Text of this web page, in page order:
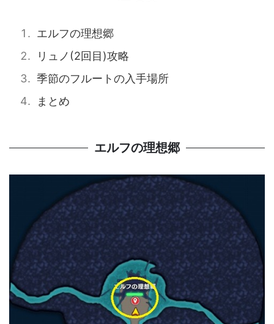
エルフの理想郷
リュノ(2回目)攻略
季節のフルートの入手場所
まとめ
エルフの理想郷